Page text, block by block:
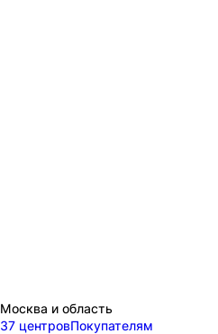
Москва и область
37 центровПокупателям